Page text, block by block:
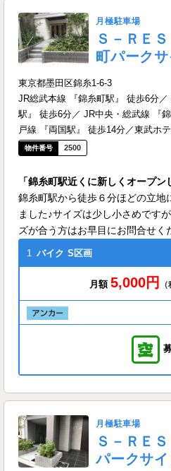
月極駐車場
Ｓ－ＲＥ
町パーク
東京都墨田区錦糸1-6-3
JR総武本線 『錦糸町駅』 徒歩6分
駅』 徒歩6分／ JR中央・総武線 『
戸線 『両国駅』 徒歩14分／東武ホ
2500
「錦糸町駅近くに新しくオープン
錦糸町駅から徒歩６分ほどの立地
ました♪サイズは少し小さめです
ズが合う方はお早目にお問合せく
1 バイク S区画
月額 5,000円
月極駐車場
Ｓ－ＲＥ
パークサイ